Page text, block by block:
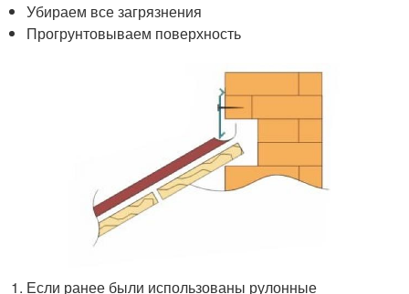
Убираем все загрязнения
Прогрунтовываем поверхность
Если ранее были использованы рулонные